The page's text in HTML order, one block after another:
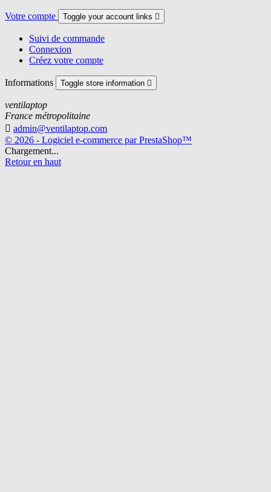
Votre compte Toggle your account links 
Suivi de commande
Connexion
Créez votre compte
Informations Toggle store information 
ventilaptop
France métropolitaine
 admin@ventilaptop.com
© 2026 - Logiciel e-commerce par PrestaShop™
Chargement...
Retour en haut